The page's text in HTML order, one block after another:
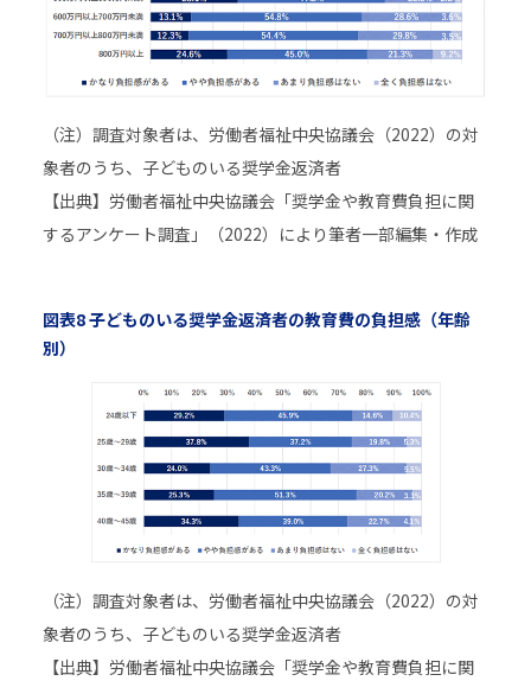
（注）調査対象者は、労働者福祉中央協議会（2022）の対
象者のうち、子どものいる奨学金返済者
【出典】労働者福祉中央協議会「奨学金や教育費負担に関
するアンケート調査」（2022）により筆者一部編集・作成
図表8 子どものいる奨学金返済者の教育費の負担感（年齢
別）
（注）調査対象者は、労働者福祉中央協議会（2022）の対
象者のうち、子どものいる奨学金返済者
【出典】労働者福祉中央協議会「奨学金や教育費負担に関